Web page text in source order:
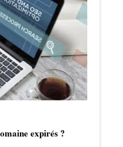
expirés ?